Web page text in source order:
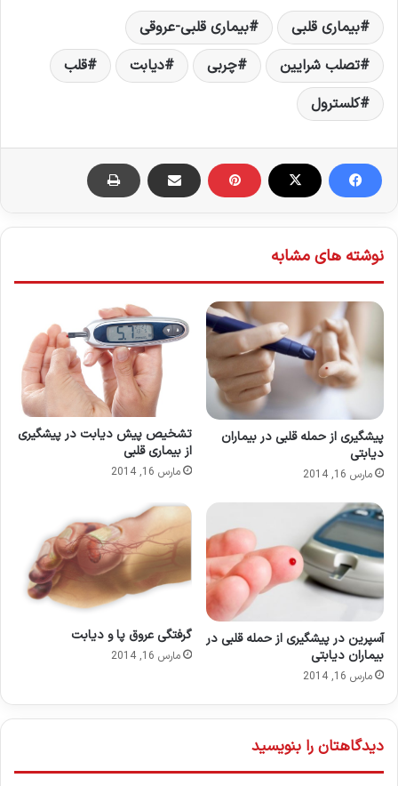
بیماری قلبی
بیماری قلبی-عروقی
تصلب شرایین
چربی دیابت
قلب
کلسترول
نوشته های مشابه
پیشگیری از حمله قلبی در بیماران
دیابتی
مارس 16, 2014
تشخیص پیش دیابت در پیشگیری
از بیماری قلبی
مارس 16, 2014
آسپرین در پیشگیری از حمله قلبی در
بیماران دیابتی
مارس 16, 2014
گرفتگی عروق پا و دیابت
مارس 16, 2014
دیدگاهتان را بنویسید